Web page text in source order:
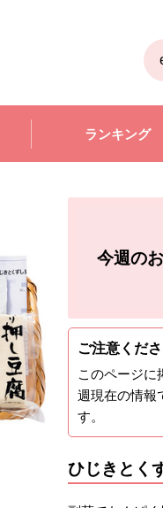
ランキング
今週の
ご注意くだ
このページに
週現在の情報
す。
ひじきとく